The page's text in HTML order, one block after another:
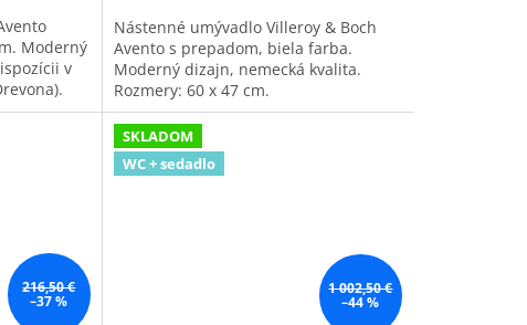
Moderný
v
Nástenné umývadlo Villeroy & Boch
Avento s prepadom, biela farba.
Moderný dizajn, nemecká kvalita.
Rozmery: 60 x 47 cm.
216,50 €
–37 %
SKLADOM
WC + sedadlo
1 002,50 €
–44 %